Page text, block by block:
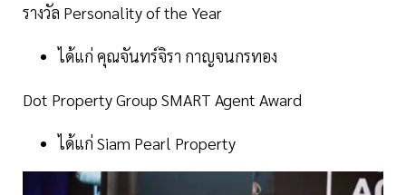
รางวัล Personality of the Year
ได้แก่ คุณจันทร์จิรา กาญจนกรทอง
Dot Property Group SMART Agent Award
ได้แก่ Siam Pearl Property